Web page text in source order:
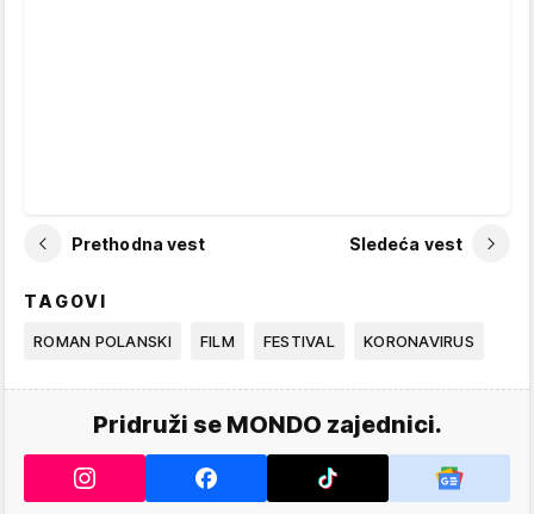
Prethodna vest Sledeća vest
TAGOVI
ROMAN POLANSKI FILM FESTIVAL KORONAVIRUS
Pridruži se MONDO zajednici.